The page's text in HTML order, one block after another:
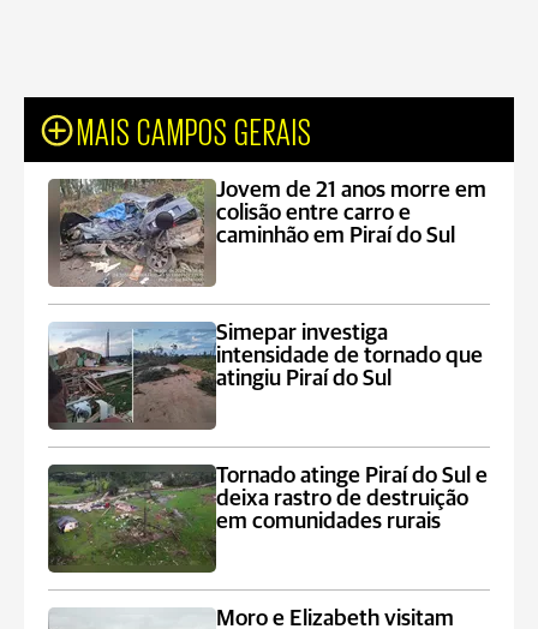
MAIS CAMPOS GERAIS
Jovem de 21 anos morre em
colisão entre carro e
caminhão em Piraí do Sul
Simepar investiga
intensidade de tornado que
atingiu Piraí do Sul
Tornado atinge Piraí do Sul e
deixa rastro de destruição
em comunidades rurais
Moro e Elizabeth visitam